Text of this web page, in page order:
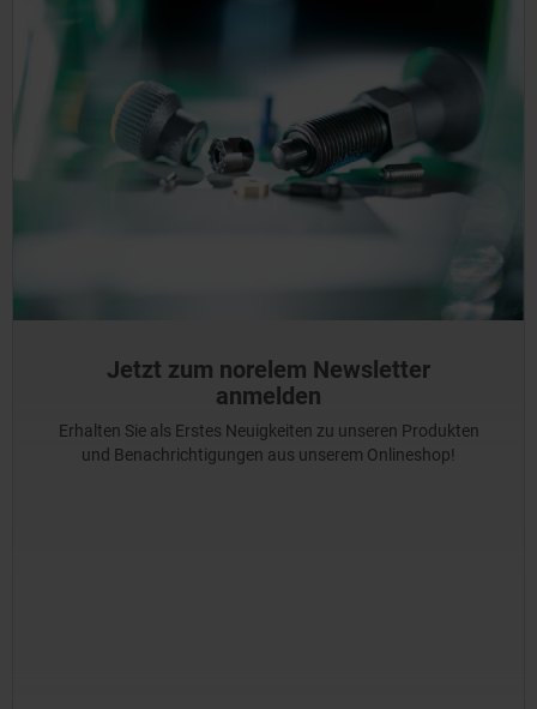
Jetzt zum norelem Newsletter
anmelden
Erhalten Sie als Erstes Neuigkeiten zu unseren Produkten
und Benachrichtigungen aus unserem Onlineshop!